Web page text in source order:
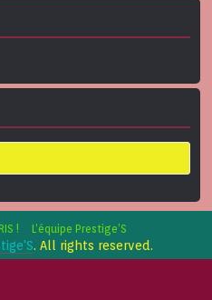
! L’équipe Prestige’S
. All rights reserved.